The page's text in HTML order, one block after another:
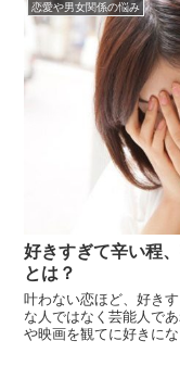
恋愛や男女関係の悩み
好きすぎて辛い程
とは？
叶わない恋ほど、好き
な人ではなく芸能人で
や映画を観てに好きに